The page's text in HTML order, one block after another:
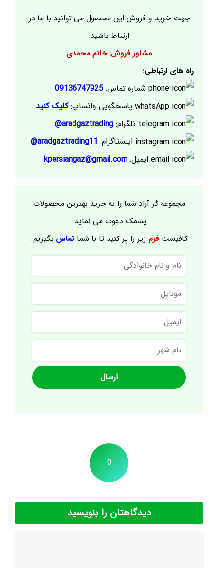
جهت خرید و فروش این محصول می توانید با ما در
ارتباط باشید:
مشاور فروش: خانم محمدی
راه های ارتباطی:
شماره تماس: 09136747925
پاسخگویی واتساپ:کلیک کنید
تلگرام: aradgaztrading@
اینستاگرام: aradgaztrading11@
ایمیل: kpersiangaz@gmail.com
مجموعه گز آراد شما را به خرید بهترین محصولات
پشمک دعوت می نماید.
کافیستفرم زیر را پر کنید تا با شماتماس بگیریم.
نام
و
نام
خانوادگی
موبایل
ایمیل
نام
شهر
0
دیدگاهتان را بنویسید